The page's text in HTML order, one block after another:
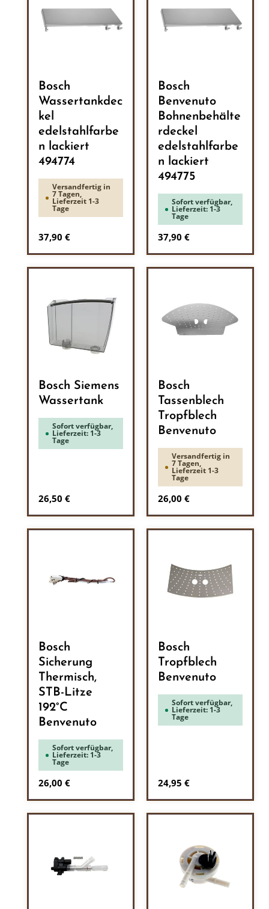
Bosch
Wassertankdec
kel
edelstahlfarbe
n lackiert
494774
Versandfertig in
7 Tagen,
Lieferzeit 1-3
Tage
Regulärer Preis:
37,90 €
Bosch
Benvenuto
Bohnenbehälte
rdeckel
edelstahlfarbe
n lackiert
494775
Sofort verfügbar,
Lieferzeit: 1-3
Tage
Regulärer Preis:
37,90 €
Bosch Siemens
Wassertank
Sofort verfügbar,
Lieferzeit: 1-3
Tage
Regulärer Preis:
26,50 €
Bosch
Tassenblech
Tropfblech
Benvenuto
Versandfertig in
7 Tagen,
Lieferzeit 1-3
Tage
Regulärer Preis:
26,00 €
Bosch
Sicherung
Thermisch,
STB-Litze
192°C
Benvenuto
Sofort verfügbar,
Lieferzeit: 1-3
Tage
Regulärer Preis:
26,00 €
Bosch
Tropfblech
Benvenuto
Sofort verfügbar,
Lieferzeit: 1-3
Tage
Regulärer Preis:
24,95 €